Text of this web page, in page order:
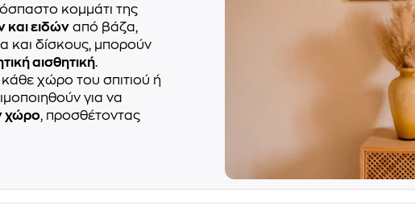
κομμάτι της
και ειδών από βάζα,
και δίσκους, μπορούν
αισθητική.
χώρο του σπιτιού ή
για να
χώρο, προσθέτοντας